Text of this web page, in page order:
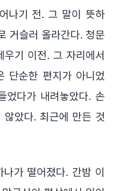
나기 전. 그 말이 뜻하
거슬러 올라간다. 청문
기 이전. 그 자리에서
단순한 편지가 아니었
었다가 내려놓았다. 손
았다. 최근에 만든 것
가 떨어졌다. 간밤 이